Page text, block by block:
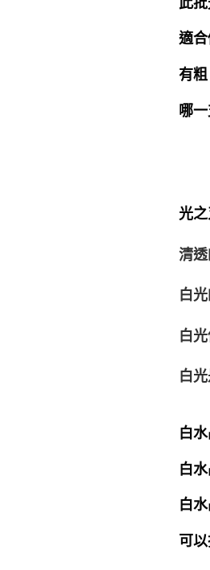
適
有
哪
光
清
白
白
白
白
白
白
可